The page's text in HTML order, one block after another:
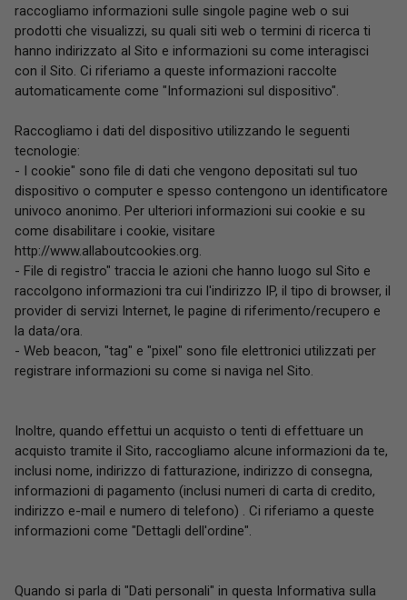
raccogliamo informazioni sulle singole pagine web o sui
prodotti che visualizzi, su quali siti web o termini di ricerca ti
hanno indirizzato al Sito e informazioni su come interagisci
con il Sito. Ci riferiamo a queste informazioni raccolte
automaticamente come "Informazioni sul dispositivo".
Raccogliamo i dati del dispositivo utilizzando le seguenti
tecnologie:
- I cookie" sono file di dati che vengono depositati sul tuo
dispositivo o computer e spesso contengono un identificatore
univoco anonimo. Per ulteriori informazioni sui cookie e su
come disabilitare i cookie, visitare
http://www.allaboutcookies.org.
- File di registro" traccia le azioni che hanno luogo sul Sito e
raccolgono informazioni tra cui l'indirizzo IP, il tipo di browser, il
provider di servizi Internet, le pagine di riferimento/recupero e
la data/ora.
- Web beacon, "tag" e "pixel" sono file elettronici utilizzati per
registrare informazioni su come si naviga nel Sito.
Inoltre, quando effettui un acquisto o tenti di effettuare un
acquisto tramite il Sito, raccogliamo alcune informazioni da te,
inclusi nome, indirizzo di fatturazione, indirizzo di consegna,
informazioni di pagamento (inclusi numeri di carta di credito,
indirizzo e-mail e numero di telefono) . Ci riferiamo a queste
informazioni come "Dettagli dell'ordine".
Quando si parla di "Dati personali" in questa Informativa sulla